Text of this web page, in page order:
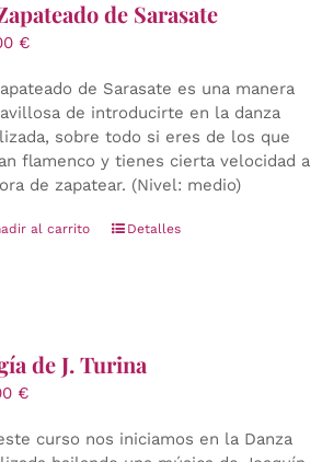
de Sarasate
€
de Sarasate es una manera
de introducirte en la danza
sobre todo si eres de los que
flamenco y tienes cierta velocidad a
de zapatear. (Nivel: medio)
al carrito Detalles
de J. Turina
€
curso nos iniciamos en la Danza